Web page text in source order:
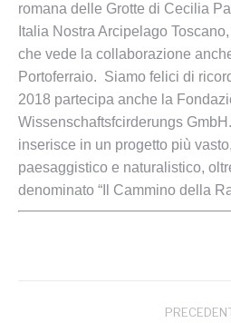
romana delle Grotte di Cecilia
Italia Nostra Arcipelago
che vede la collaborazione
Portoferraio. Siamo felici di
2018 partecipa anche la
Wissenschaftsfcirderungs
inserisce in un progetto più
paesaggistico e naturalistico,
denominato “Il Cammino della